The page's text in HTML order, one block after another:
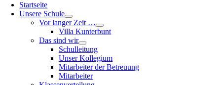
Startseite
Unsere Schule
Vor langer Zeit …
Villa Kunterbunt
Das sind wir
Schulleitung
Unser Kollegium
Mitarbeiter der Betreuung
Mitarbeiter